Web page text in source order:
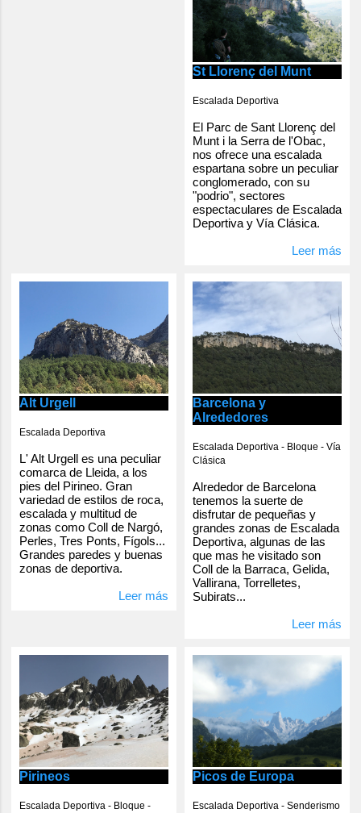
St Llorenç del Munt
Escalada Deportiva
El Parc de Sant Llorenç del
Munt i la Serra de l'Obac,
nos ofrece una escalada
espartana sobre un peculiar
conglomerado, con su
"podrio", sectores
espectaculares de Escalada
Deportiva y Vía Clásica.
Leer más
Alt Urgell
Escalada Deportiva
L' Alt Urgell es una peculiar
comarca de Lleida, a los
pies del Pirineo. Gran
variedad de estilos de roca,
escalada y multitud de
zonas como Coll de Nargó,
Perles, Tres Ponts, Fígols...
Grandes paredes y buenas
zonas de deportiva.
Leer más
Barcelona y
Alrededores
Escalada Deportiva - Bloque - Vía
Clásica
Alrededor de Barcelona
tenemos la suerte de
disfrutar de pequeñas y
grandes zonas de Escalada
Deportiva, algunas de las
que mas he visitado son
Coll de la Barraca, Gelida,
Vallirana, Torrelletes,
Subirats...
Leer más
Pirineos
Escalada Deportiva - Bloque -
Picos de Europa
Escalada Deportiva - Senderismo